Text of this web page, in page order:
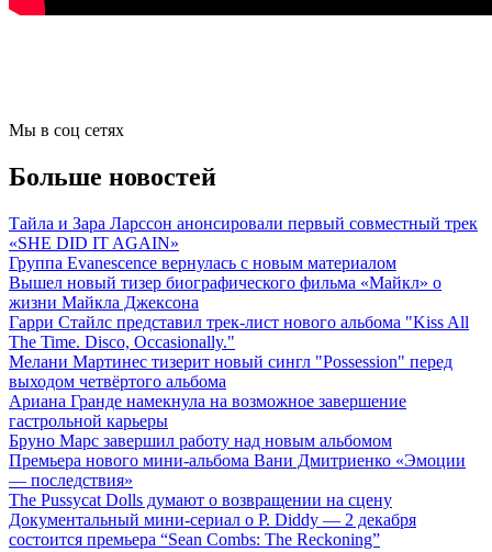
Мы в соц сетях
Больше новостей
Тайла и Зара Ларссон анонсировали первый совместный трек
«SHE DID IT AGAIN»
Группа Evanescence вернулась с новым материалом
Вышел новый тизер биографического фильма «Майкл» о
жизни Майкла Джексона
Гарри Стайлс представил трек-лист нового альбома "Kiss All
The Time. Disco, Occasionally."
Мелани Мартинес тизерит новый сингл "Possession" перед
выходом четвёртого альбома
Ариана Гранде намекнула на возможное завершение
гастрольной карьеры
Бруно Марс завершил работу над новым альбомом
Премьера нового мини-альбома Вани Дмитриенко «Эмоции
— последствия»
The Pussycat Dolls думают о возвращении на сцену
Документальный мини-сериал о P. Diddy — 2 декабря
состоится премьера “Sean Combs: The Reckoning”